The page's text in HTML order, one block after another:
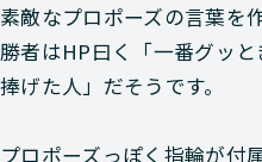
素敵なプロポーズの言葉を
勝者はHP曰く
「一番グッ
捧げた人」 だそうです。
プロポーズっぽく指輪が付